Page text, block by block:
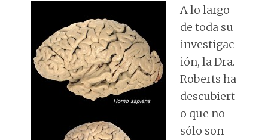
A lo largo
de toda su
investigac
ión, la Dra.
Roberts ha
descubiert
o que no
sólo son